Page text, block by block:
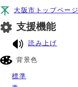
大阪市トップページ
支援機能
読み上げ
背景色
標準